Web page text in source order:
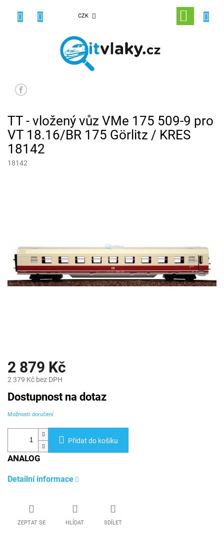
CZK
NÁKUPNÍ
KOŠÍK
TT - vložený vůz VMe 175 509-9 pro
VT 18.16/BR 175 Görlitz / KRES
18142
18142
2 879 Kč
2 379 Kč bez DPH
Měrná
cena:
Dostupnost na dotaz
Možnosti doručení
Přidat do košíku
ANALOG
Detailní informace
ZEPTAT SE HLÍDAT SDÍLET